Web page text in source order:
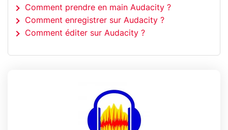
Comment prendre en main Audacity ?
Comment enregistrer sur Audacity ?
Comment éditer sur Audacity ?